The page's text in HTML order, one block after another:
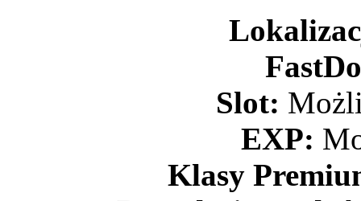
Slot:
EXP:
Klasy